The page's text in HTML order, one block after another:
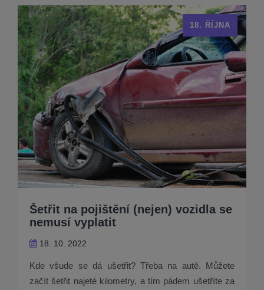
Šetřit na pojištění (nejen) vozidla se
nemusí vyplatit
18. 10. 2022
18. ŘÍJNA
Kde všude se dá ušetřit? Třeba na autě. Můžete
začít šetřit najeté kilometry, a tím pádem ušetříte za